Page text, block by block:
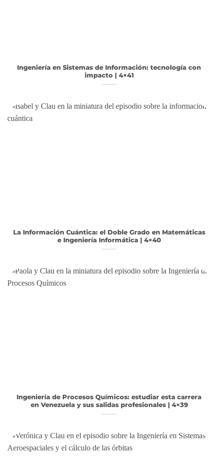
Ingeniería en Sistemas de Información: tecnología con
impacto | 4×41
La Información Cuántica: el Doble Grado en Matemáticas
e Ingeniería Informática | 4×40
Ingeniería de Procesos Químicos: estudiar esta carrera
en Venezuela y sus salidas profesionales | 4×39